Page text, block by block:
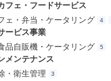
フェ・フードサービス
ェ・弁当・ケータリング
4
ービス事業
品自販機・ケータリング
5
メンテナンス
・衛生管理
3